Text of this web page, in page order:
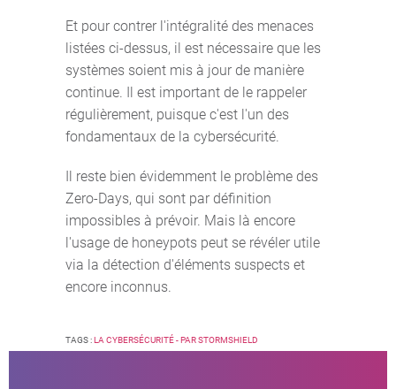
Et pour contrer l'intégralité des menaces
listées ci-dessus, il est nécessaire que les
systèmes soient mis à jour de manière
continue. Il est important de le rappeler
régulièrement, puisque c'est l'un des
fondamentaux de la cybersécurité.
Il reste bien évidemment le problème des
Zero-Days, qui sont par définition
impossibles à prévoir. Mais là encore
l'usage de honeypots peut se révéler utile
via la détection d'éléments suspects et
encore inconnus.
TAGS :LA CYBERSÉCURITÉ - PAR STORMSHIELD